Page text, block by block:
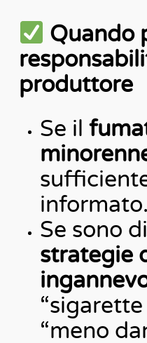
Quando
produttore
Se il
informato.
Se sono
strategie
“meno